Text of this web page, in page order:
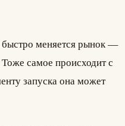
быстро меняется рынок —
самое происходит с
запуска она может